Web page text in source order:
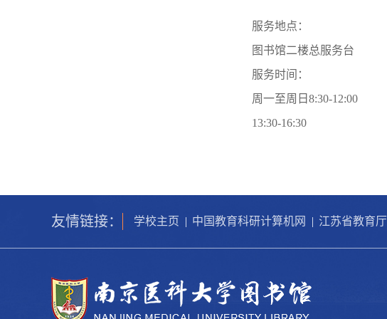
服务地点：
图书馆二楼总服务台
服务时间：
周一至周日8:30-12:00
13:30-16:30
友情链接： 学校主页 | 中国教育科研计算机网 | 江苏省教育厅